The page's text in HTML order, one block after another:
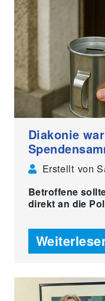
Diakonie
Erstellt von
Betroffene
direkt an die